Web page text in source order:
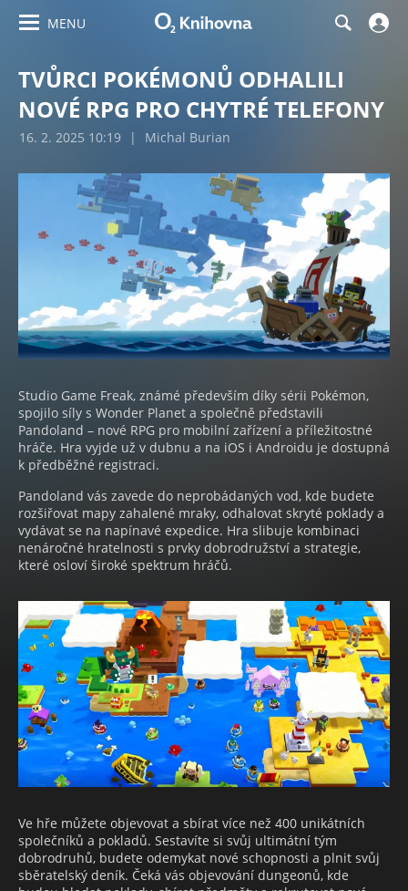
MENU
TVŮRCI POKÉMONŮ ODHALILI
NOVÉ RPG PRO CHYTRÉ TELEFONY
16. 2. 2025 10:19 | Michal Burian
Studio Game Freak, známé především díky sérii Pokémon,
spojilo síly s Wonder Planet a společně představili
Pandoland – nové RPG pro mobilní zařízení a příležitostné
hráče. Hra vyjde už v dubnu a na iOS i Androidu je dostupná
k předběžné registraci.
Pandoland vás zavede do neprobádaných vod, kde budete
rozšiřovat mapy zahalené mraky, odhalovat skryté poklady a
vydávat se na napínavé expedice. Hra slibuje kombinaci
nenáročné hratelnosti s prvky dobrodružství a strategie,
které osloví široké spektrum hráčů.
Ve hře můžete objevovat a sbírat více než 400 unikátních
společníků a pokladů. Sestavíte si svůj ultimátní tým
dobrodruhů, budete odemykat nové schopnosti a plnit svůj
sběratelský deník. Čeká vás objevování dungeonů, kde